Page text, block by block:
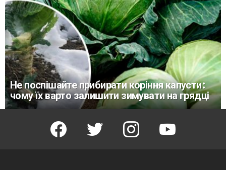
Не поспішайте прибирати коріння капусти:
чому їх варто залишити зимувати на грядці
facebook twitter instagram youtube